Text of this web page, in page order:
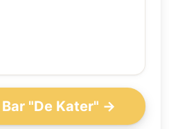
"De Kater" →